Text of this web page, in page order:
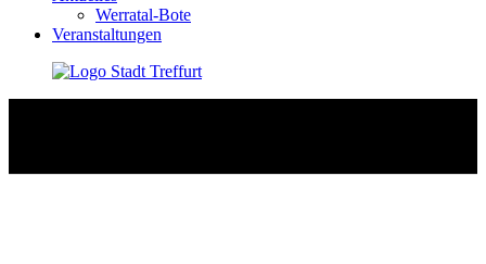
Werratal-Bote
Veranstaltungen